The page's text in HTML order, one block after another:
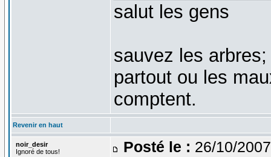
salut les gens
sauvez les
partout ou les
comptent.
Revenir en haut
noir_desir
Ignoré de tous!
Posté le : 26/10/